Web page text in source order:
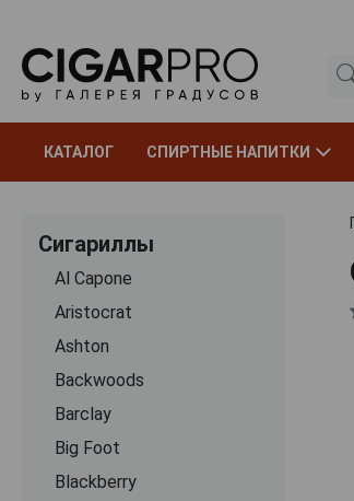
КАТАЛОГ СПИРТНЫЕ НАПИТКИ
Сигариллы
Al Capone
Aristocrat
Ashton
Backwoods
Barclay
Big Foot
Blackberry